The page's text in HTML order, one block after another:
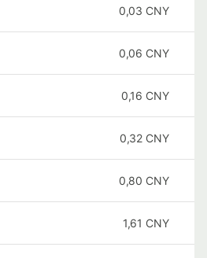
0,03 CNY
0,06 CNY
0,16 CNY
0,32 CNY
0,80 CNY
1,61 CNY